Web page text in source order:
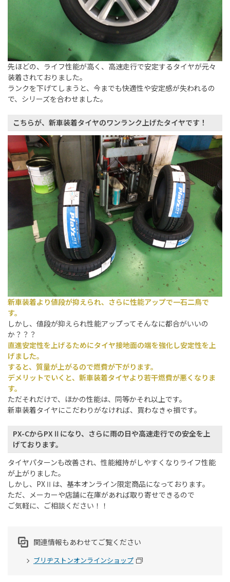
先ほどの、ライフ性能が高く、高速走行で安定するタイヤが元々
装着されておりました。
ランクを下げてしまうと、今までも快適性や安定感が失われるの
で、シリーズを合わせました。
こちらが、新車装着タイヤのワンランク上げたタイヤです！
新車装着より値段が抑えられ、さらに性能アップで一石二鳥で
す。
しかし、値段が抑えられ性能アップってそんなに都合がいいの
か？？？
直進安定性を上げるためにタイヤ接地面の端を強化し安定性を上
げました。
すると、質量が上がるので燃費が下がります。
デメリットでいくと、新車装着タイヤより若干燃費が悪くなりま
す。
ただそれだけで、ほかの性能は、同等かそれ以上です。
新車装着タイヤにこだわりがなければ、買わなきゃ損です。
PX-CからPXⅡになり、さらに雨の日や高速走行での安全を上
げております。
タイヤパターンも改善され、性能維持がしやすくなりライフ性能
が上がりました。
しかし、PXⅡは、基本オンライン限定商品になっております。
ただ、メーカーや店舗に在庫があれば取り寄せできるので
ご気軽に、ご相談ください！！
関連情報もあわせてご覧ください
ブリヂストンオンラインショップ